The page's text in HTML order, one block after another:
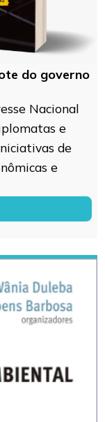
do governo
Nacional
e
de
e